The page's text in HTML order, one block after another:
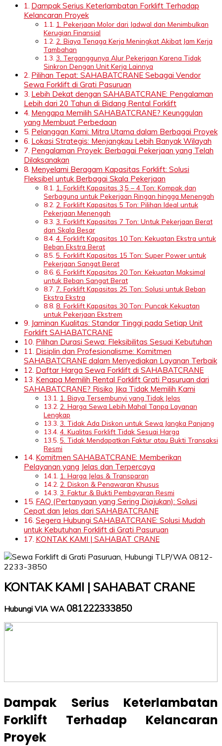
Dampak Serius Keterlambatan Forklift Terhadap
Kelancaran Proyek
1. Pekerjaan Molor dari Jadwal dan Menimbulkan
Kerugian Finansial
2. Biaya Tenaga Kerja Meningkat Akibat Jam Kerja
Tambahan
3. Terganggunya Alur Pekerjaan Karena Tidak
Sinkron Dengan Unit Kerja Lainnya
Pilihan Tepat: SAHABATCRANE Sebagai Vendor
Sewa Forklift di Grati Pasuruan
Lebih Dekat dengan SAHABATCRANE: Pengalaman
Lebih dari 20 Tahun di Bidang Rental Forklift
Mengapa Memilih SAHABATCRANE? Keunggulan
yang Membuat Perbedaan
Pelanggan Kami: Mitra Utama dalam Berbagai Proyek
Lokasi Strategis: Menjangkau Lebih Banyak Wilayah
Pengalaman Proyek: Berbagai Pekerjaan yang Telah
Dilaksanakan
Menyelami Beragam Kapasitas Forklift: Solusi
Fleksibel untuk Berbagai Skala Pekerjaan
1. Forklift Kapasitas 3,5 – 4 Ton: Kompak dan
Serbaguna untuk Pekerjaan Ringan hingga Menengah
2. Forklift Kapasitas 5 Ton: Pilihan Ideal untuk
Pekerjaan Menengah
3. Forklift Kapasitas 7 Ton: Untuk Pekerjaan Berat
dan Skala Besar
4. Forklift Kapasitas 10 Ton: Kekuatan Ekstra untuk
Beban Ekstra Berat
5. Forklift Kapasitas 15 Ton: Super Power untuk
Pekerjaan Sangat Berat
6. Forklift Kapasitas 20 Ton: Kekuatan Maksimal
untuk Beban Sangat Berat
7. Forklift Kapasitas 25 Ton: Solusi untuk Beban
Ekstra Ekstra
8. Forklift Kapasitas 30 Ton: Puncak Kekuatan
untuk Pekerjaan Ekstrem
Jaminan Kualitas: Standar Tinggi pada Setiap Unit
Forklift SAHABATCRANE
Pilihan Durasi Sewa: Fleksibilitas Sesuai Kebutuhan
Disiplin dan Profesionalisme: Komitmen
SAHABATCRANE dalam Menyediakan Layanan Terbaik
Daftar Harga Sewa Forklift di SAHABATCRANE
Kenapa Memilih Rental Forklift Grati Pasuruan dari
SAHABATCRANE? Risiko Jika Tidak Memilih Kami
1. Biaya Tersembunyi yang Tidak Jelas
2. Harga Sewa Lebih Mahal Tanpa Layanan
Lengkap
3. Tidak Ada Diskon untuk Sewa Jangka Panjang
4. Kualitas Forklift Tidak Sesuai Harga
5. Tidak Mendapatkan Faktur atau Bukti Transaksi
Resmi
Komitmen SAHABATCRANE: Memberikan
Pelayanan yang Jelas dan Terpercaya
1. Harga Jelas & Transparan
2. Diskon & Penawaran Khusus
3. Faktur & Bukti Pembayaran Resmi
FAQ (Pertanyaan yang Sering Diajukan): Solusi
Cepat dan Jelas dari SAHABATCRANE
Segera Hubungi SAHABATCRANE: Solusi Mudah
untuk Kebutuhan Forklift di Grati Pasuruan
KONTAK KAMI | SAHABAT CRANE
KONTAK KAMI | SAHABAT CRANE
Hubungi VIA WA 081222333850
Dampak Serius Keterlambatan
Forklift Terhadap Kelancaran
Proyek